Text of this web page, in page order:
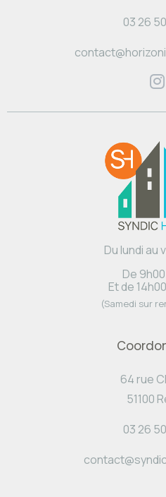
03 26
Du lundi au
De 9h00
Et de
(Samedi sur
64 rue
51100
03 26